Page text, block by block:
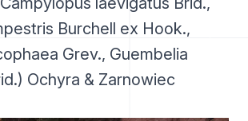
Burchell ex Hook.,
Grev., Guembelia
Ochyra & Zarnowiec